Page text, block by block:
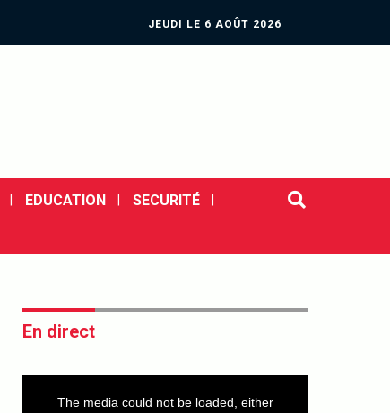
JEUDI LE 6 AOÛT 2026
EDUCATION SECURITÉ
En direct
The media could not be loaded, either